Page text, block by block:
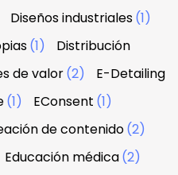
Diseños industriales(1)
(1)
Distribución
de valor(2)
E-Detailing
(1) EConsent (1)
de contenido(2)
Educación médica(2)